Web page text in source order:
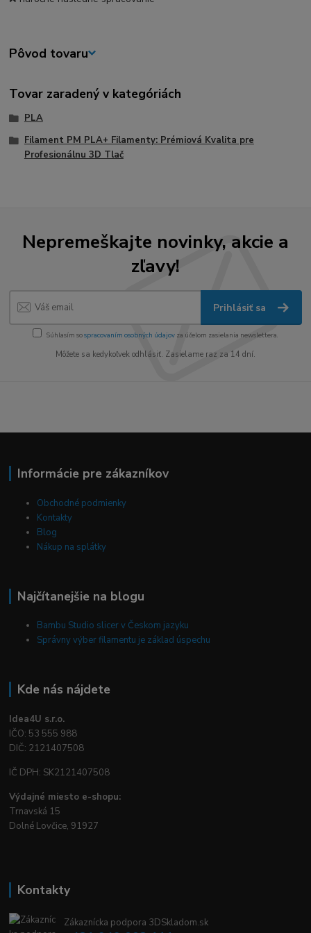
Pôvod tovaru
Tovar zaradený v kategóriách
PLA
Filament PM PLA+ Filamenty: Prémiová Kvalita pre
Profesionálnu 3D Tlač
Nepremeškajte novinky, akcie a
zľavy!
Prihlásiť sa
Súhlasím sospracovaním osobných údajov za účelom zasielania newslettera.
Môžete sa kedykoľvek odhlásiť. Zasielame raz za 14 dní.
Informácie pre zákazníkov
Obchodné podmienky
Kontakty
Blog
Nákup na splátky
Najčítanejšie na blogu
Bambu Studio slicer v Českom jazyku
Správny výber filamentu je základ úspechu
Kde nás nájdete
Idea4U s.r.o.
IČO: 53 555 988
DIČ: 2121407508
IČ DPH: SK2121407508
Výdajné miesto e-shopu:
Trnavská 15
Dolné Lovčice, 91927
Kontakty
Zákaznícka podpora 3DSkladom.sk